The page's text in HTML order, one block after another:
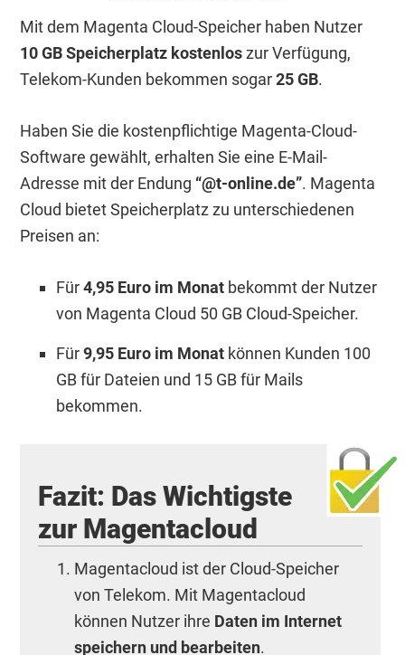
Mit dem Magenta Cloud-Speicher haben Nutzer
10 GB Speicherplatz kostenloszur Verfügung,
Telekom-Kunden bekommen sogar25 GB.
Haben Sie die kostenpflichtige Magenta-Cloud-
Software gewählt, erhalten Sie eine E-Mail-
Adresse mit der Endung “@t-online.de”. Magenta
Cloud bietet Speicherplatz zu unterschiedenen
Preisen an:
Für4,95 Euro im Monat bekommt der Nutzer
von Magenta Cloud 50 GB Cloud-Speicher.
Für9,95 Euro im Monat können Kunden 100
GB für Dateien und 15 GB für Mails
bekommen.
Fazit: Das Wichtigste
zur Magentacloud
Magentacloud ist der Cloud-Speicher
von Telekom. Mit Magentacloud
können Nutzer ihre Daten im Internet
speichern und bearbeiten.